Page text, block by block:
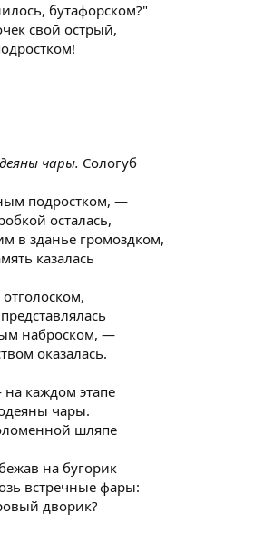
бутафорском?"
свой острый,
чары. Сологуб
подростком, —
осталась,
в зданье громоздком,
казалась
наброском, —
оказалась.
каждом этапе
чары.
шляпе
на бугорик
встречные фары:
дворик?